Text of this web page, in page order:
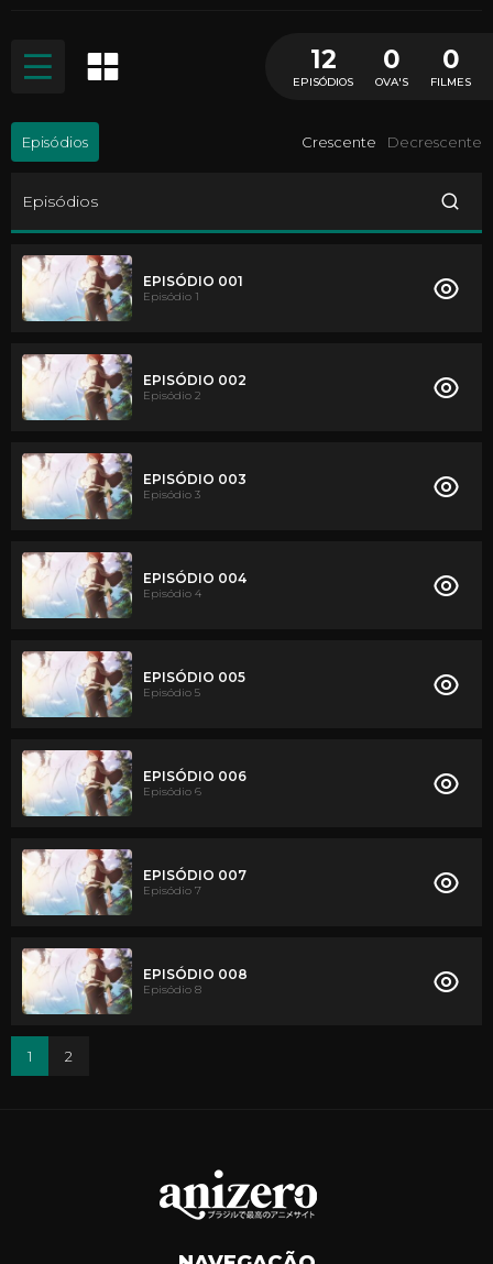
12
EPISÓDIOS
0
OVA'S
0
FILMES
Episódios Crescente Decrescente
Episódios
EPISÓDIO 001
Episódio 1
EPISÓDIO 002
Episódio 2
EPISÓDIO 003
Episódio 3
EPISÓDIO 004
Episódio 4
EPISÓDIO 005
Episódio 5
EPISÓDIO 006
Episódio 6
EPISÓDIO 007
Episódio 7
EPISÓDIO 008
Episódio 8
1 2